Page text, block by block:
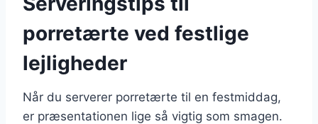
porretærte ved festlige
lejligheder
Når du serverer porretærte til en festmiddag,
er præsentationen lige så vigtig som smagen.